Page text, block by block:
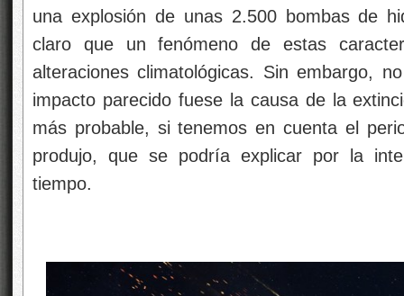
una explosión de unas 2.500 bombas de
claro que un fenómeno de estas
alteraciones climatológicas. Sin embargo,
impacto parecido fuese la causa de la
más probable, si tenemos en cuenta el
produjo, que se podría explicar por la
tiempo.